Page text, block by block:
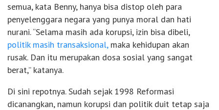
semua, kata Benny, hanya bisa distop oleh para
penyelenggara negara yang punya moral dan hati
nurani. “Selama masih ada korupsi, izin bisa dibeli,
politik masih transaksional, maka kehidupan akan
rusak. Dan itu merupakan dosa sosial yang sangat
berat,” katanya.
Di sini repotnya. Sudah sejak 1998 Reformasi
dicanangkan, namun korupsi dan politik duit tetap saja